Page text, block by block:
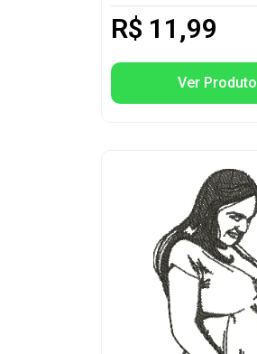
R$ 11,99
Ver Produto